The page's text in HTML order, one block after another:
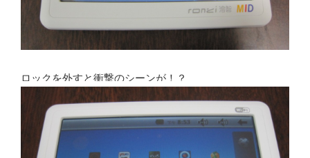
ロックを外すと衝撃のシーンが！？